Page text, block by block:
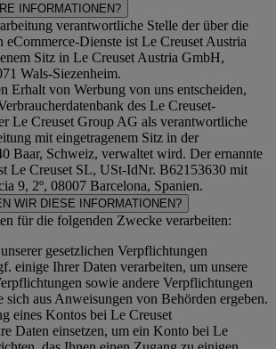
INFORMATIONEN?
verantwortliche Stelle der über die
eCommerce-Dienste ist Le Creuset Austria
Sitz in Le Creuset Austria GmbH,
Wals-Siezenheim.
Erhalt von Werbung von uns entscheiden,
des Le Creuset-
Le Creuset Group AG als verantwortliche
mit eingetragenem Sitz in der
Baar, Schweiz, verwaltet wird. Der ernannte
Le Creuset SL, USt-IdNr. B62153630 mit
9, 2º, 08007 Barcelona, Spanien.
WIR DIESE INFORMATIONEN?
für die folgenden Zwecke verarbeiten:
gesetzlichen Verpflichtungen
einige Ihrer Daten verarbeiten, um unsere
sowie andere Verpflichtungen
sich aus Anweisungen von Behörden ergeben.
eines Kontos bei Le Creuset
Daten einsetzen, um ein Konto bei Le